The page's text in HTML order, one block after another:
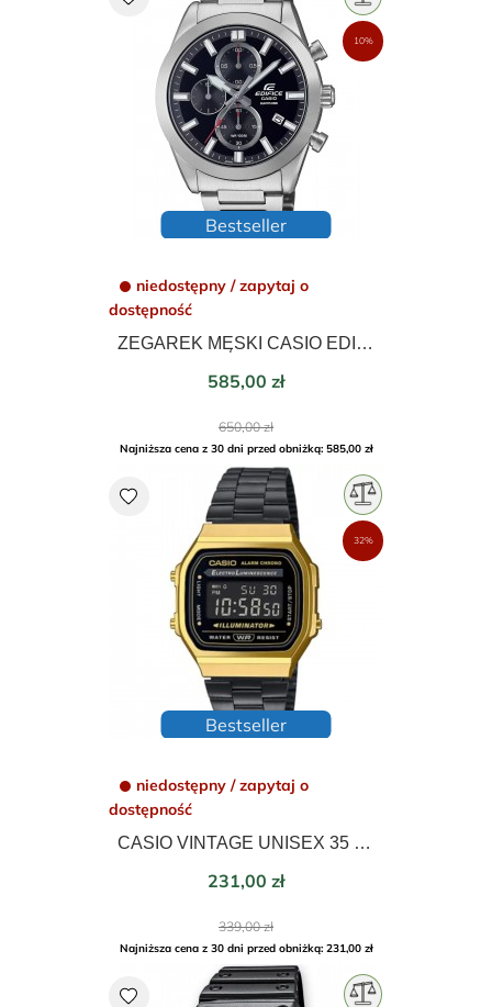
Bestseller
niedostępny / zapytaj o
dostępność
ZEGAREK MĘSKI CASIO EDIFICE CHRONOGRAPH 41mm EFB-710D-1AVUEF
Cena
585,00 zł
Cena
podstawowa
650,00 zł
Najniższa cena z 30 dni przed obniżką: 585,00 zł
10%
Bestseller
niedostępny / zapytaj o
dostępność
CASIO VINTAGE UNISEX 35 Mm A168WEGB-1BEF
Cena
231,00 zł
Cena
podstawowa
339,00 zł
Najniższa cena z 30 dni przed obniżką: 231,00 zł
favorite
32%
favorite